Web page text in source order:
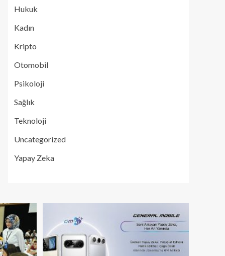
Hukuk
Kadın
Kripto
Otomobil
Psikoloji
Sağlık
Teknoloji
Uncategorized
Yapay Zeka